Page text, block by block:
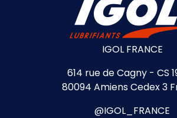
IGOL FRANCE
614 rue de Cagny - CS
80094 Amiens Cedex 3
@IGOL_FRANCE